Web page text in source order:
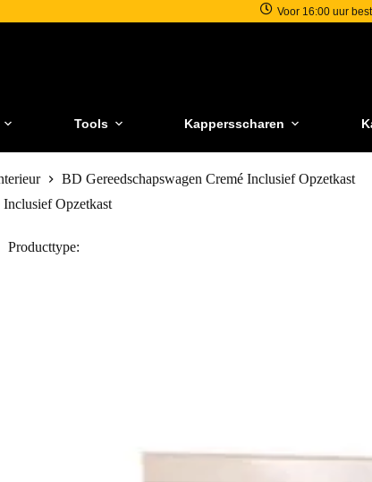
Voor 16:00 uur
Tools Kappersscharen
BD Gereedschapswagen Cremé Inclusief Opzetkast
Opzetkast
Producttype: